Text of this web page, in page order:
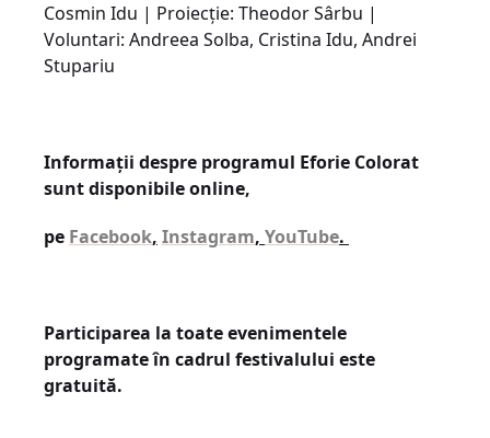
Cosmin Idu | Proiecție: Theodor Sârbu |
Voluntari: Andreea Solba, Cristina Idu, Andrei
Stupariu
Informații despre programul Eforie Colorat
sunt disponibile online,
pe Facebook, Instagram, YouTube.
Participarea la toate evenimentele
programate în cadrul festivalului este
gratuită.